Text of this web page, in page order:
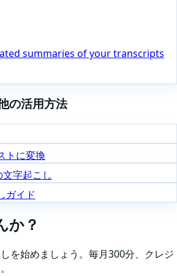
summaries of your transcripts
の活用方法
トに変換
字起こし
ガイド
か？
を始めましょう。毎月300分、クレジ